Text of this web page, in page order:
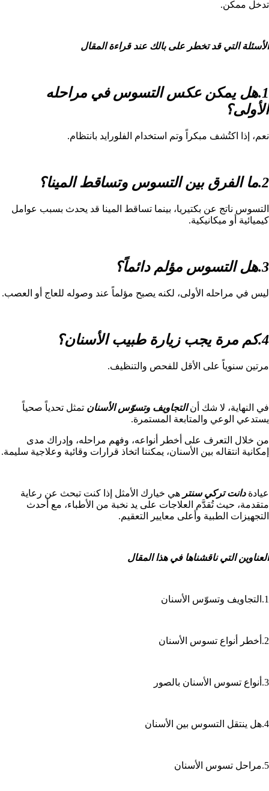
تدخل ممكن.
الأسئلة التي قد تخطر على بالك عند قراءة المقال
1.هل يمكن عكس التسوس في مراحله
الأولى؟
نعم، إذا اكتُشف مبكراً وتم استخدام الفلورايد بانتظام.
2.ما الفرق بين التسوس وتساقط المينا؟
التسوس ناتج عن بكتيريا، بينما تساقط المينا قد يحدث بسبب عوامل
كيميائية أو ميكانيكية.
3.هل التسوس مؤلم دائماً؟
ليس في مراحله الأولى، لكنه يصبح مؤلماً عند وصوله للعاج أو العصب.
4.كم مرة يجب زيارة طبيب الأسنان؟
مرتين سنوياً على الأقل للفحص والتنظيف.
في النهاية، لا شك أنالتجاويف وتسوّس الأسنان تمثل تحدياً صحياً
يستدعي الوعي والمتابعة المستمرة.
من خلال التعرف على أخطر أنواعه، وفهم مراحله، وإدراك مدى
إمكانية انتقاله بين الأسنان، يمكننا اتخاذ قرارات وقائية وعلاجية سليمة.
عيادةدانت تركي سنتر هي خيارك الأمثل إذا كنت تبحث عن رعاية
متقدمة، حيث تُقدَّم العلاجات على يد نخبة من الأطباء، مع أحدث
التجهيزات الطبية وأعلى معايير التعقيم.
العناوين التي ناقشناها في هذا المقال
1.التجاويف وتسوّس الأسنان
2.أخطر أنواع تسوس الأسنان
3.أنواع تسوس الأسنان بالصور
4.هل ينتقل التسوس بين الأسنان
5.مراحل تسوس الأسنان